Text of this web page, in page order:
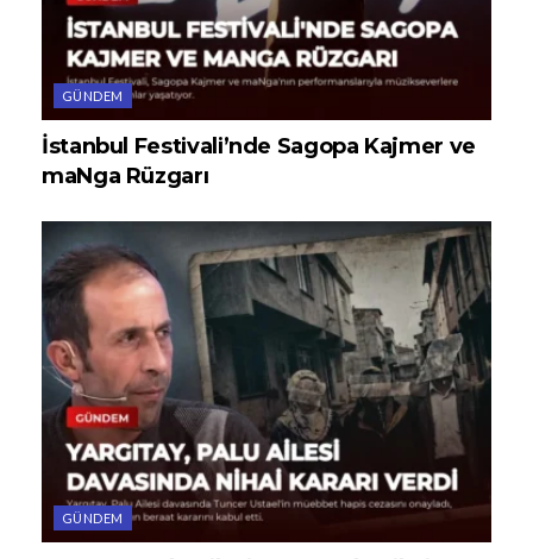
GÜNDEM
İstanbul Festivali’nde Sagopa Kajmer ve
maNga Rüzgarı
GÜNDEM